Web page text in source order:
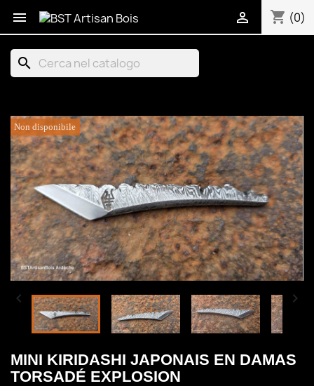
 shopping_cart (0)

search
Non disponibile
 
MINI KIRIDASHI JAPONAIS EN DAMAS
TORSADÉ EXPLOSION